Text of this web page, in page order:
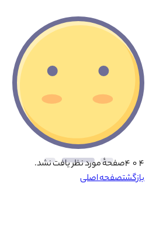
۴ ۰ ۴
صفحهٔ مورد نظر یافت نشد.
بازگشتصفحه اصلی